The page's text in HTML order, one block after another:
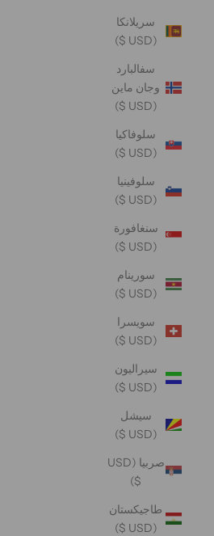
سريلانكا
(USD $)
سفالبارد
وجان ماين
(USD $)
سلوفاكيا
(USD $)
سلوفينيا
(USD $)
سنغافورة
(USD $)
سورينام
(USD $)
سويسرا
(USD $)
سيراليون
(USD $)
سيشل
(USD $)
صربيا (USD
$)
طاجيكستان
(USD $)